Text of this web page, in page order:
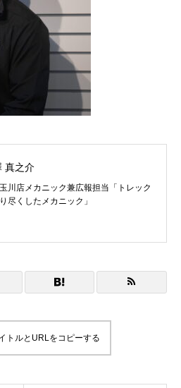
真之介
川店メカニック兼広報担当「トレック
尽くしたメカニック」
トルとURLをコピーする